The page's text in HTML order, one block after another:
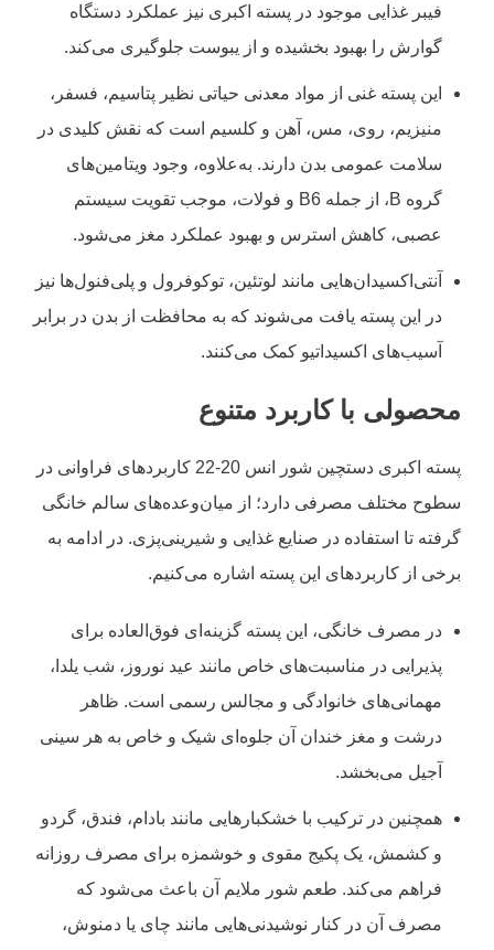
فیبر غذایی موجود در پسته اکبری نیز عملکرد دستگاه
گوارش را بهبود بخشیده و از یبوست جلوگیری می‌کند.
این پسته غنی از مواد معدنی حیاتی نظیر پتاسیم، فسفر،
منیزیم، روی، مس، آهن و کلسیم است که نقش کلیدی در
سلامت عمومی بدن دارند. به‌علاوه، وجود ویتامین‌های
گروه B، از جمله B6 و فولات، موجب تقویت سیستم
عصبی، کاهش استرس و بهبود عملکرد مغز می‌شود.
آنتی‌اکسیدان‌هایی مانند لوتئین، توکوفرول و پلی‌فنول‌ها نیز
در این پسته یافت می‌شوند که به محافظت از بدن در برابر
آسیب‌های اکسیداتیو کمک می‌کنند.
محصولی با کاربرد متنوع
پسته اکبری دستچین شور انس 20-22 کاربردهای فراوانی در
سطوح مختلف مصرفی دارد؛ از میان‌وعده‌های سالم خانگی
گرفته تا استفاده در صنایع غذایی و شیرینی‌پزی. در ادامه به
برخی از کاربردهای این پسته اشاره می‌کنیم.
در مصرف خانگی، این پسته گزینه‌ای فوق‌العاده برای
پذیرایی در مناسبت‌های خاص مانند عید نوروز، شب یلدا،
مهمانی‌های خانوادگی و مجالس رسمی است. ظاهر
درشت و مغز خندان آن جلوه‌ای شیک و خاص به هر سینی
آجیل می‌بخشد.
همچنین در ترکیب با خشکبارهایی مانند بادام، فندق، گردو
و کشمش، یک پکیج مقوی و خوشمزه برای مصرف روزانه
فراهم می‌کند. طعم شور ملایم آن باعث می‌شود که
مصرف آن در کنار نوشیدنی‌هایی مانند چای یا دمنوش،